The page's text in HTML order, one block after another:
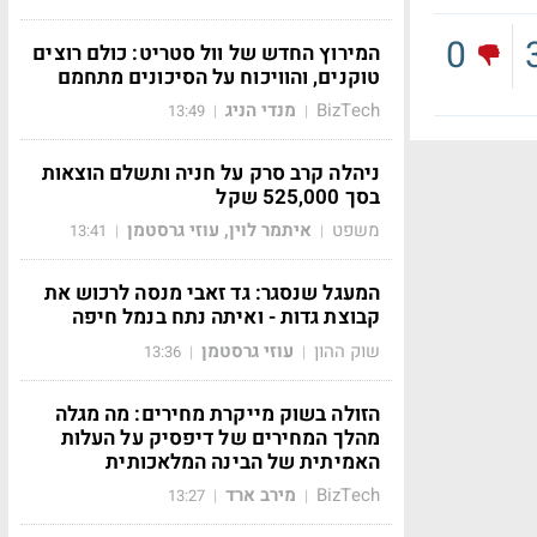
0
המירוץ החדש של וול סטריט: כולם רוצים
טוקנים, והוויכוח על הסיכונים מתחמם
BizTech
| מנדי הניג |
13:49
ניהלה קרב סרק על חניה ותשלם הוצאות
בסך 525,000 שקל
משפט | איתמר לוין, עוזי גרסטמן |
13:41
המעגל שנסגר: גד זאבי מנסה לרכוש את
קבוצת גדות - ואיתה נתח בנמל חיפה
שוק ההון | עוזי גרסטמן |
13:36
הזולה בשוק מייקרת מחירים: מה מגלה
מהלך המחירים של דיפסיק על העלות
האמיתית של הבינה המלאכותית
BizTech
| מירב ארד |
13:27